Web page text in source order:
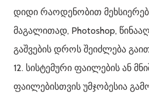
დიდი რაოდენობით
მაგალითად, Photoshop,
გაშვების დროს შეიძლება
12. სისტემური ფაილების ან
ფაილებისთვის უმჯობესია